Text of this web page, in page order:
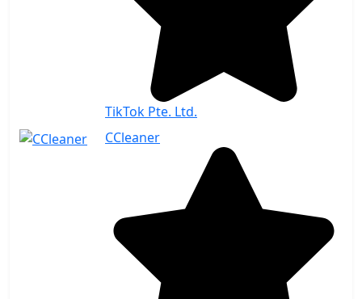
TikTok Pte. Ltd.
CCleaner